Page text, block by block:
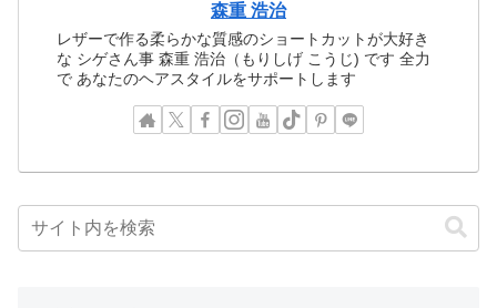
森重 浩治
レザーで作る柔らかな質感のショートカットが大好き
な シゲさん事 森重 浩治（もりしげ こうじ) です 全力
で あなたのヘアスタイルをサポートします